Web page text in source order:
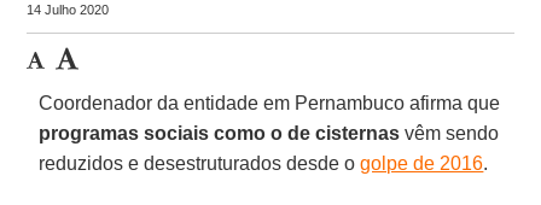
14 Julho 2020
Coordenador da entidade em Pernambuco afirma que
programas sociais como o de cisternas vêm sendo
reduzidos e desestruturados desde ogolpe de 2016.